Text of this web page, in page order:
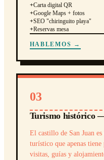
+Carta digital QR
+Google Maps + fotos
+SEO "chiringuito playa"
+Reservas mesa
HABLEMOS →
03
Turismo histórico
El castillo de San Juan
turístico que apenas
visitas, guías y